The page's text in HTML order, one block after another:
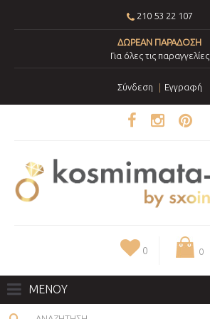
210 53 22 107
ΔΩΡΕΑΝ ΠΑΡΑΔΟΣΗ
Για όλες τις παραγγελίες
Σύνδεση Εγγραφή
0 0
ΜΕΝΟΥ